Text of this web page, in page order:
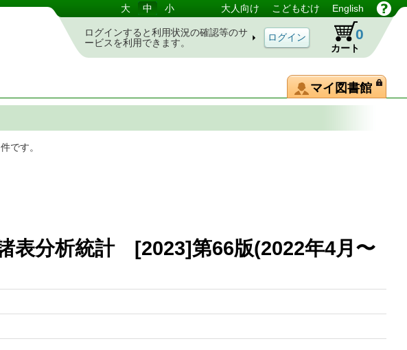
大 中 小 大人向け こどもむけ English
ログインすると利用状況の確認等のサ
ービスを利用できます。
カート
0
マイ図書館
件です。
表分析統計 [2023]第66版(2022年4月〜